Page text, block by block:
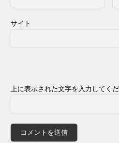
サイト
上に表示された文字を入力してくだ